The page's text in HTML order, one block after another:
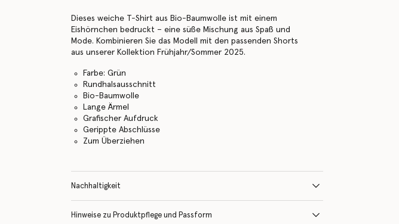
Dieses weiche T-Shirt aus Bio-Baumwolle ist mit einem
Eishörnchen bedruckt – eine süße Mischung aus Spaß und
Mode. Kombinieren Sie das Modell mit den passenden Shorts
aus unserer Kollektion Frühjahr/Sommer 2025.
Farbe: Grün
Rundhalsausschnitt
Bio-Baumwolle
Lange Ärmel
Grafischer Aufdruck
Gerippte Abschlüsse
Zum Überziehen
Nachhaltigkeit
Hinweise zu Produktpflege und Passform